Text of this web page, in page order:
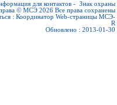
для контактов - Знак охраны
права © МСЭ 2026 Все права сохранены
: Координатор Web-страницы МСЭ-
R
Обновлено : 2013-01-30